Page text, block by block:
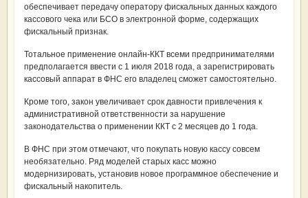
обеспечивает передачу оператору фискальных данных каждого
кассового чека или БСО в электронной форме, содержащих
фискальный признак.
Тотальное применение онлайн-ККТ всеми предпринимателями
предполагается ввести с 1 июля 2018 года, а зарегистрировать
кассовый аппарат в ФНС его владелец сможет самостоятельно.
Кроме того, закон увеличивает срок давности привлечения к
административной ответственности за нарушение
законодательства о применении ККТ с 2 месяцев до 1 года.
В ФНС при этом отмечают, что покупать новую кассу совсем
необязательно. Ряд моделей старых касс можно
модернизировать, установив новое программное обеспечение и
фискальный накопитель.